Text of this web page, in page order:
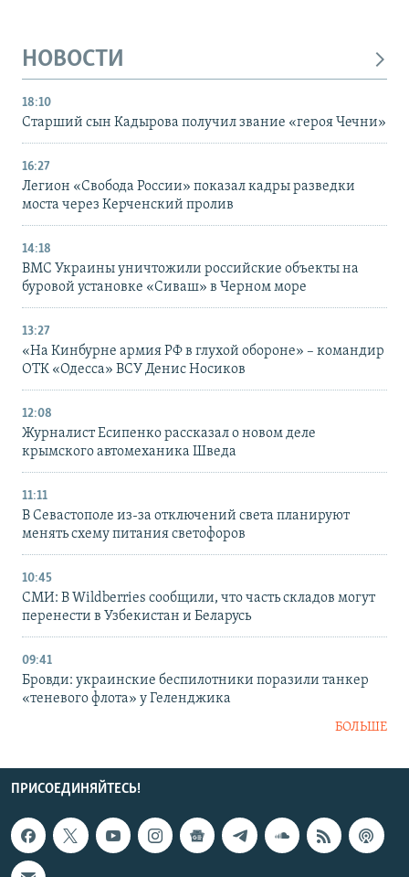
НОВОСТИ
18:10
Старший сын Кадырова получил звание «героя Чечни»
16:27
Легион «Свобода России» показал кадры разведки
моста через Керченский пролив
14:18
ВМС Украины уничтожили российские объекты на
буровой установке «Сиваш» в Черном море
13:27
«На Кинбурне армия РФ в глухой обороне» – командир
ОТК «Одесса» ВСУ Денис Носиков
12:08
Журналист Есипенко рассказал о новом деле
крымского автомеханика Шведа
11:11
В Севастополе из-за отключений света планируют
менять схему питания светофоров
10:45
СМИ: В Wildberries сообщили, что часть складов могут
перенести в Узбекистан и Беларусь
09:41
Бровди: украинские беспилотники поразили танкер
«теневого флота» у Геленджика
БОЛЬШЕ
ПРИСОЕДИНЯЙТЕСЬ!